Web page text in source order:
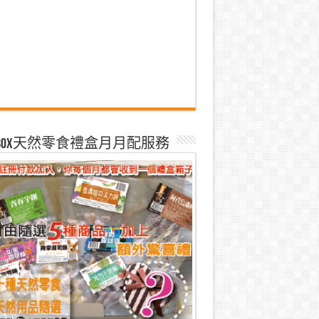
天然零食禮盒月月配服務